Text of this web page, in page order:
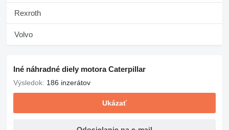
Rexroth
Volvo
Iné náhradné diely motora Caterpillar
Výsledok: 186 inzerátov
Ukázať